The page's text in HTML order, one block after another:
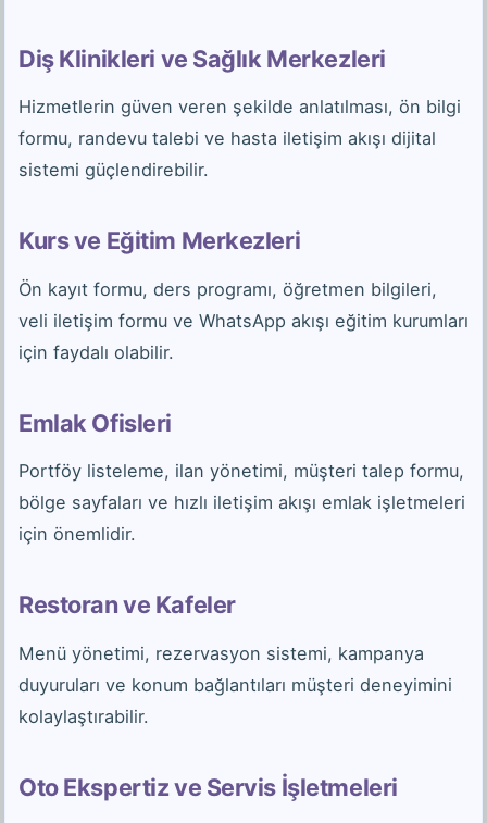
Diş Klinikleri ve Sağlık Merkezleri
Hizmetlerin güven veren şekilde anlatılması, ön bilgi
formu, randevu talebi ve hasta iletişim akışı dijital
sistemi güçlendirebilir.
Kurs ve Eğitim Merkezleri
Ön kayıt formu, ders programı, öğretmen bilgileri,
veli iletişim formu ve WhatsApp akışı eğitim kurumları
için faydalı olabilir.
Emlak Ofisleri
Portföy listeleme, ilan yönetimi, müşteri talep formu,
bölge sayfaları ve hızlı iletişim akışı emlak işletmeleri
için önemlidir.
Restoran ve Kafeler
Menü yönetimi, rezervasyon sistemi, kampanya
duyuruları ve konum bağlantıları müşteri deneyimini
kolaylaştırabilir.
Oto Ekspertiz ve Servis İşletmeleri